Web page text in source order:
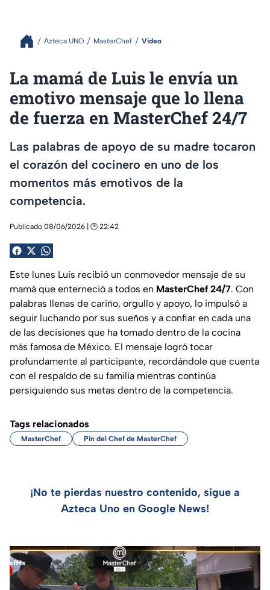
Azteca UNO MasterChef Video
La mamá de Luis le envía un
emotivo mensaje que lo llena
de fuerza en MasterChef 24/7
Las palabras de apoyo de su madre tocaron
el corazón del cocinero en uno de los
momentos más emotivos de la
competencia.
Publicado 08/06/2026 | 🕑 22:42
Este lunes Luis recibió un conmovedor mensaje de su
mamá que enterneció a todos en MasterChef 24/7. Con
palabras llenas de cariño, orgullo y apoyo, lo impulsó a
seguir luchando por sus sueños y a confiar en cada una
de las decisiones que ha tomado dentro de la cocina
más famosa de México. El mensaje logró tocar
profundamente al participante, recordándole que cuenta
con el respaldo de su familia mientras continúa
persiguiendo sus metas dentro de la competencia.
Tags relacionados
MasterChef Pin del Chef de MasterChef
¡No te pierdas nuestro contenido, sigue a
Azteca Uno en Google News!